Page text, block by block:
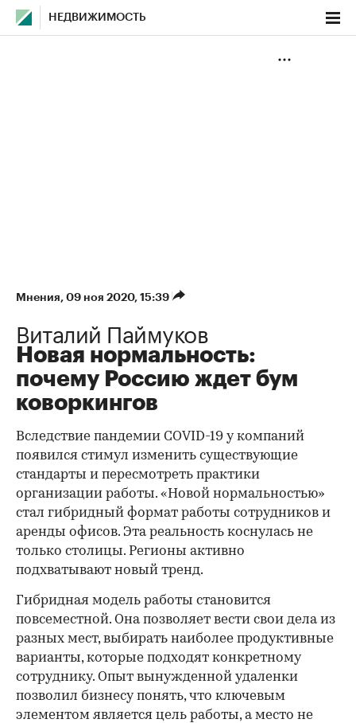
НЕДВИЖИМОСТЬ
Мнения⁠, 09 ноя 2020, 15:39
Виталий Паймуков
Новая нормальность:
почему Россию ждет бум
коворкингов
Вследствие пандемии COVID-19 у компаний
появился стимул изменить существующие
стандарты и пересмотреть практики
организации работы. «Новой нормальностью»
стал гибридный формат работы сотрудников и
аренды офисов. Эта реальность коснулась не
только столицы. Регионы активно
подхватывают новый тренд.
Гибридная модель работы становится
повсеместной. Она позволяет вести свои дела из
разных мест, выбирать наиболее продуктивные
варианты, которые подходят конкретному
сотруднику. Опыт вынужденной удаленки
позволил бизнесу понять, что ключевым
элементом является цель работы, а место не